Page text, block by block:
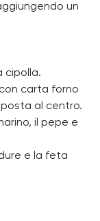
un
cipolla.
carta forno
al centro.
il pepe e
e la feta